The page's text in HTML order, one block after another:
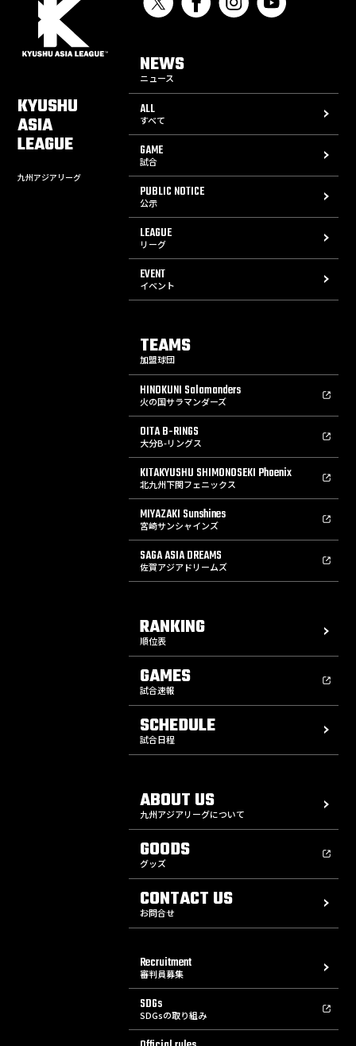
KYUSHU
ASIA
LEAGUE
九州アジアリーグ
NEWS
ニュース
ALL
すべて
GAME
試合
PUBLIC NOTICE
公示
LEAGUE
リーグ
EVENT
イベント
TEAMS
加盟球団
HINOKUNI Salamanders
火の国サラマンダーズ
OITA B-RINGS
大分B-リングス
KITAKYUSHU SHIMONOSEKI Phoenix
北九州下関フェニックス
MIYAZAKI Sunshines
宮崎サンシャインズ
SAGA ASIA DREAMS
佐賀アジアドリームズ
RANKING
順位表
GAMES
試合速報
SCHEDULE
試合日程
ABOUT US
九州アジアリーグについて
GOODS
グッズ
CONTACT US
お問合せ
Recruitment
審判員募集
SDGs
SDGsの取り組み